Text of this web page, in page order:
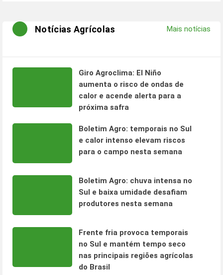
Notícias Agrícolas Mais notícias
Giro Agroclima: El Niño
aumenta o risco de ondas de
calor e acende alerta para a
próxima safra
Boletim Agro: temporais no Sul
e calor intenso elevam riscos
para o campo nesta semana
Boletim Agro: chuva intensa no
Sul e baixa umidade desafiam
produtores nesta semana
Frente fria provoca temporais
no Sul e mantém tempo seco
nas principais regiões agrícolas
do Brasil